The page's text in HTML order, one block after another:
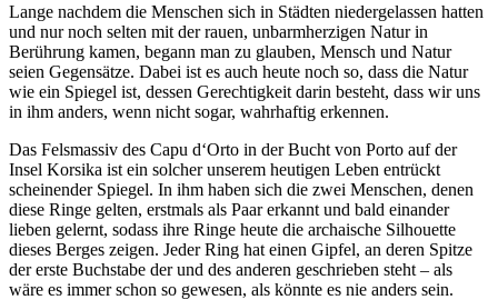
Lange nachdem die Menschen sich in Städten niedergelassen hatten
und nur noch selten mit der rauen, unbarmherzigen Natur in
Berührung kamen, begann man zu glauben, Mensch und Natur
seien Gegensätze. Dabei ist es auch heute noch so, dass die Natur
wie ein Spiegel ist, dessen Gerechtigkeit darin besteht, dass wir uns
in ihm anders, wenn nicht sogar, wahrhaftig erkennen.
Das Felsmassiv des Capu d‘Orto in der Bucht von Porto auf der
Insel Korsika ist ein solcher unserem heutigen Leben entrückt
scheinender Spiegel. In ihm haben sich die zwei Menschen, denen
diese Ringe gelten, erstmals als Paar erkannt und bald einander
lieben gelernt, sodass ihre Ringe heute die archaische Silhouette
dieses Berges zeigen. Jeder Ring hat einen Gipfel, an deren Spitze
der erste Buchstabe der und des anderen geschrieben steht – als
wäre es immer schon so gewesen, als könnte es nie anders sein.